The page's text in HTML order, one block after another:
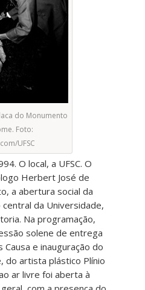
do Monumento
Foto:
UFSC
O local, a UFSC. O
Herbert José de
a abertura social da
central da Universidade,
Na programação,
solene de entrega
e inauguração do
do artista plástico Plínio
ar livre foi aberta à